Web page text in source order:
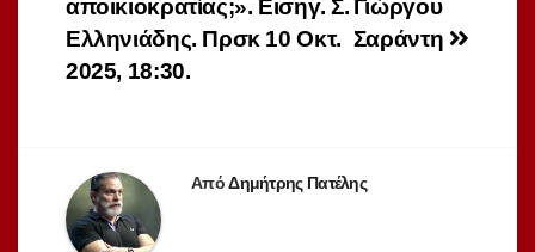
Γιώργου
Σαράντη
αποικιοκρατίας;». Εισηγ. Σ.
Ελληνιάδης. Πρσκ 10 Οκτ.
2025, 18:30.
ΑπόΔημήτρης Πατέλης